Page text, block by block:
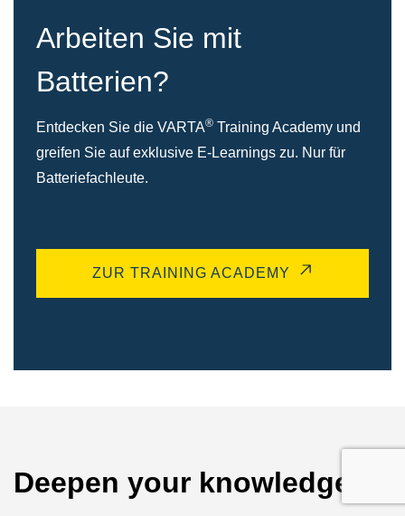
Arbeiten Sie mit
Batterien?
Entdecken Sie die VARTA® Training Academy und
greifen Sie auf exklusive E-Learnings zu. Nur für
Batteriefachleute.
ZUR TRAINING ACADEMY
Deepen your knowledge